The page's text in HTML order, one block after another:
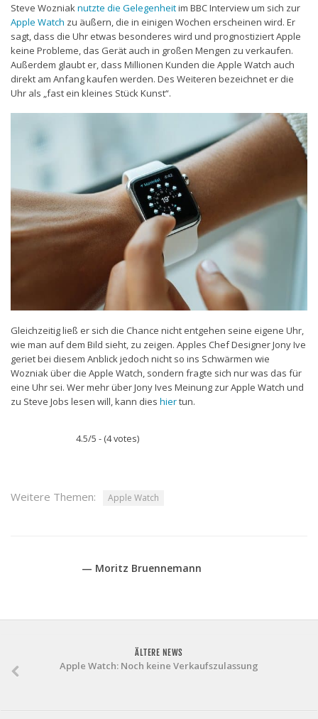
o2
Smartphonetarife
Prepaid-Tarife
Datentarife
Flatrate-Prepaidtarife
Mobilfunk-Tarifrechner
Flatrate-Datentarife
Steve Wozniaknutzte die Gelegenheitim BBC Interview um sich zur
Apple Watch zu äußern, die in einigen Wochen erscheinen wird. Er
sagt, dass die Uhr etwas besonderes wird und prognostiziert Apple
keine Probleme, das Gerät auch in großen Mengen zu verkaufen.
Außerdem glaubt er, dass Millionen Kunden die Apple Watch auch
direkt am Anfang kaufen werden. Des Weiteren bezeichnet er die
Uhr als „fast ein kleines Stück Kunst“.
Gleichzeitig ließ er sich die Chance nicht entgehen seine eigene Uhr,
wie man auf dem Bild sieht, zu zeigen. Apples Chef Designer Jony Ive
geriet bei diesem Anblick jedoch nicht so ins Schwärmen wie
Wozniak über die Apple Watch, sondern fragte sich nur was das für
eine Uhr sei. Wer mehr über Jony Ives Meinung zur Apple Watch und
zu Steve Jobs lesen will, kann dies hiertun.
4.5/5 - (4 votes)
Weitere Themen: Apple Watch
— Moritz Bruennemann
ÄLTERE NEWS
Apple Watch: Noch keine Verkaufszulassung